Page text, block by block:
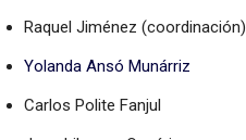
Raquel Jiménez (coordinación)
Yolanda Ansó Munárriz
Carlos Polite Fanjul